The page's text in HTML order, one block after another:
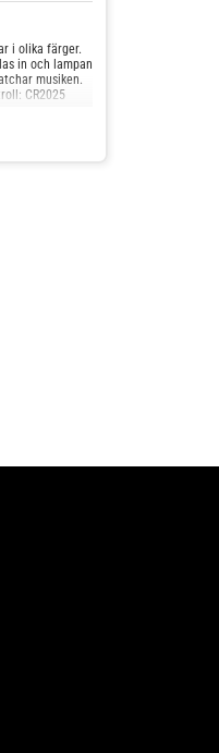
i olika färger.
in och lampan
musiken.
CR2025